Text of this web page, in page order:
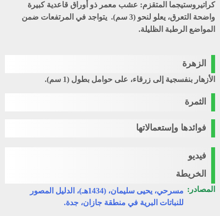
كراتيروستيجما المتقزم: عشب معمر ذو أوراق قاعدية كبيرة
واضحة التعرق، يعلو لنحو (3 سم). يتواجد في المرتفعات ضمن
المواضع الرطبة الظليلة.
الزهرة
الأزهار بنفسجية إلى زرقاء، على حوامل بطول (1 سم).
الثمرة
فوائدها وإستعمالاتها
فيديو
الخريطة
المصادر:
مسرحي، يحيى سليمان، (1434هـ)، الدليل المصور
للنباتات البرية في منطقة جازان، جدة.